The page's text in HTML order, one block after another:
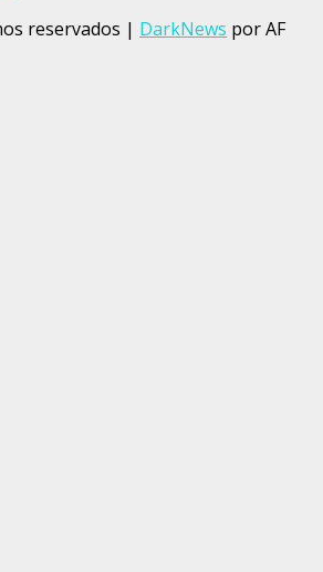
reservados | DarkNews por AF